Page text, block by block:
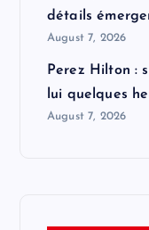
détails
August 7, 2026
Perez Hilton :
lui quelques
August 7, 2026